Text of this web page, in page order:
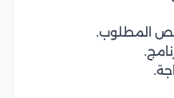
المطلوب.